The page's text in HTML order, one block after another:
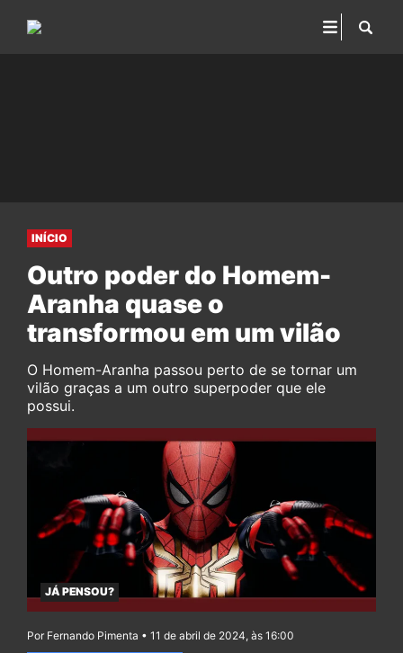
INÍCIO
Outro poder do Homem-
Aranha quase o
transformou em um vilão
O Homem-Aranha passou perto de se tornar um
vilão graças a um outro superpoder que ele
possui.
JÁ PENSOU?
Por Fernando Pimenta • 11 de abril de 2024, às 16:00